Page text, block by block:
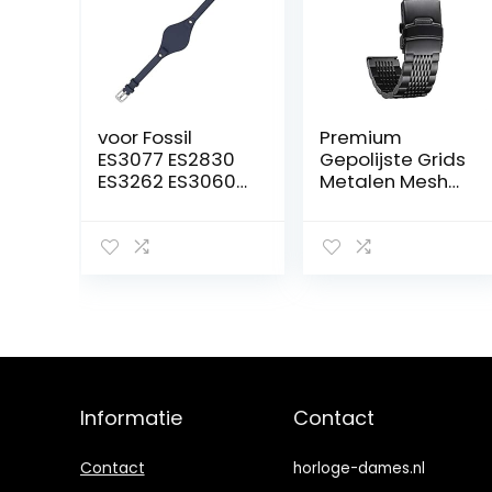
voor Fossil
ES3077 ES2830
ES3262 ES3060
lederen
maat: 8 mm)
Premium
Gepolijste Grids
Metalen Mesh
Release
Implementatie
20mm 22mm
Aanpassing Tool
Informatie
Contact
Contact
horloge-dames.nl